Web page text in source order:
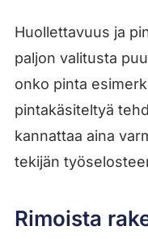
Huollettavuus ja
paljon valitusta
onko pinta
pintakäsiteltyä
kannattaa aina
tekijän
Rimoista